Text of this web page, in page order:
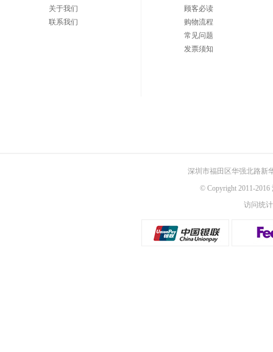
关于我们
联系我们
顾客必读
购物流程
常见问题
发票须知
深圳市福田区华强北路
© Copyright 2011-
访问统